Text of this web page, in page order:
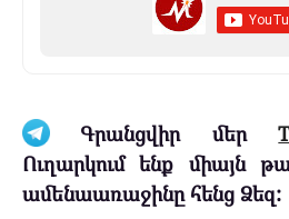
Գրանցվիր մեր
Ուղարկում ենք միայն
ամենաառաջինը հենց Ձեզ: